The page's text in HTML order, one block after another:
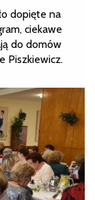
dopięte na
ciekawe
do domów
Piszkiewicz.